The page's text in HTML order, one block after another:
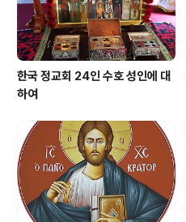
태..
한국 정교회 24인 수호 성인에 대
하여